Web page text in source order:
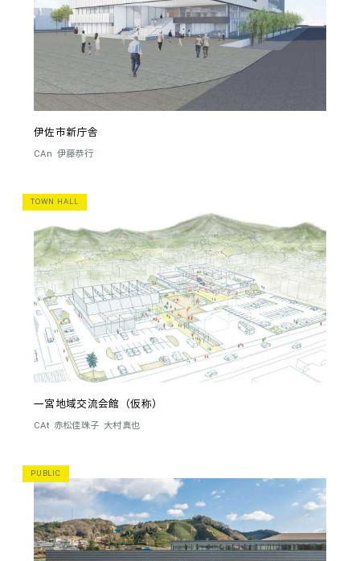
伊佐市新庁舎
CAn 伊藤恭行
TOWN HALL
一宮地域交流会館（仮称）
CAt 赤松佳珠子 大村真也
PUBLIC